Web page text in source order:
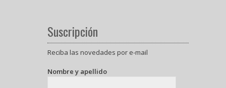
Suscripción
Reciba las novedades por e-mail
Nombre y apellido